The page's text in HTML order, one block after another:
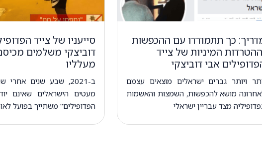
כך תתמודדו עם ההכפשות
המיניות של צייד
אבי דוביצקי
ויותר גברים ישראלים מוצאים עצמם
מושא להכפשות, השמצות והאשמות
מצד עבריין ישראלי
סייעניו של צייד
דוביצקי משלמים
מעלליו
ב-2021, שבע שנים
מעטים הישראלים שאינם
הפדופילים" משתייך בפועל